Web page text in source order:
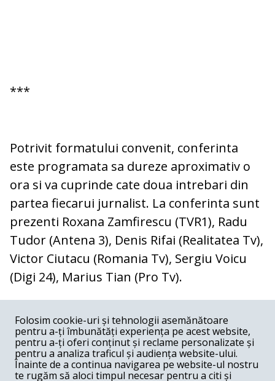
***
Potrivit formatului convenit, conferinta
este programata sa dureze aproximativ o
ora si va cuprinde cate doua intrebari din
partea fiecarui jurnalist. La conferinta sunt
prezenti Roxana Zamfirescu (TVR1), Radu
Tudor (Antena 3), Denis Rifai (Realitatea Tv),
Victor Ciutacu (Romania Tv), Sergiu Voicu
(Digi 24), Marius Tian (Pro Tv).
COMENTARII
Nume
Email
Folosim cookie-uri și tehnologii asemănătoare
pentru a-ți îmbunătăți experiența pe acest website,
pentru a-ți oferi conținut și reclame personalizate și
pentru a analiza traficul și audiența website-ului.
Înainte de a continua navigarea pe website-ul nostru
te rugăm să aloci timpul necesar pentru a citi și